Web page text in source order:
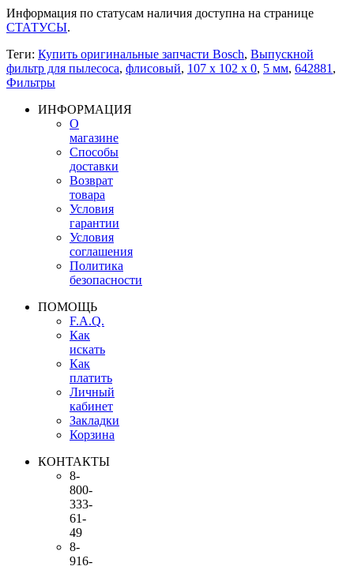
Информация по статусам наличия доступна на странице
СТАТУСЫ.
Теги: Купить оригинальные запчасти Bosch, Выпускной
фильтр для пылесоса, флисовый, 107 x 102 х 0, 5 мм, 642881 ,
Фильтры
ИНФОРМАЦИЯ
О
магазине
Способы
доставки
Возврат
товара
Условия
гарантии
Условия
соглашения
Политика
безопасности
ПОМОЩЬ
F.A.Q.
Как
искать
Как
платить
Личный
кабинет
Закладки
Корзина
КОНТАКТЫ
8-
800-
333-
61-
49
8-
916-